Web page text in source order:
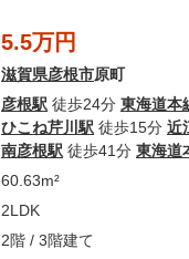
5.5万円
滋賀県彦根市原町
彦根駅 徒歩24分 東海道本
ひこね芹川駅 徒歩15分 近
南彦根駅 徒歩41分 東海道
60.63m²
2LDK
2階 / 3階建て